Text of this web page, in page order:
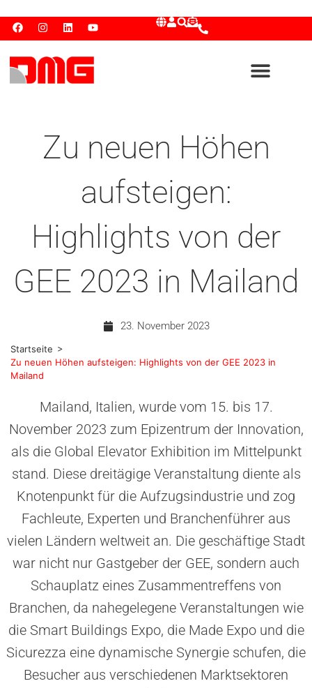
Zu neuen Höhen
aufsteigen:
Highlights von der
GEE 2023 in Mailand
23. November 2023
Startseite >
Zu neuen Höhen aufsteigen: Highlights von der GEE 2023 in
Mailand
Mailand, Italien, wurde vom 15. bis 17.
November 2023 zum Epizentrum der Innovation,
als die Global Elevator Exhibition im Mittelpunkt
stand. Diese dreitägige Veranstaltung diente als
Knotenpunkt für die Aufzugsindustrie und zog
Fachleute, Experten und Branchenführer aus
vielen Ländern weltweit an. Die geschäftige Stadt
war nicht nur Gastgeber der GEE, sondern auch
Schauplatz eines Zusammentreffens von
Branchen, da nahegelegene Veranstaltungen wie
die Smart Buildings Expo, die Made Expo und die
Sicurezza eine dynamische Synergie schufen, die
Besucher aus verschiedenen Marktsektoren